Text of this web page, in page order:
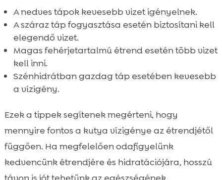
A nedves tápok kevesebb vizet igényelnek.
A száraz táp fogyasztása esetén biztosítani kell
elegendő vizet.
Magas fehérjetartalmú étrend esetén több vizet
kell inni.
Szénhidrátban gazdag táp esetében kevesebb
a vízigény.
Ezek a tippek segítenek megérteni, hogy
mennyire fontos a kutya vízigénye az étrendjétől
függően. Ha megfelelően odafigyelünk
kedvencünk étrendjére és hidratációjára, hosszú